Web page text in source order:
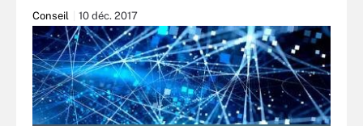
Conseil 10 déc. 2017